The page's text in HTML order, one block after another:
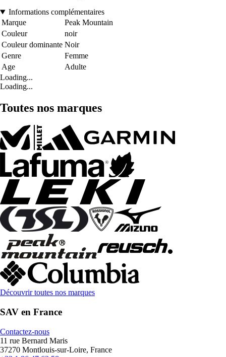
Informations complémentaires
Marque
Peak Mountain
Couleur
noir
Couleur dominante Noir
Genre
Femme
Age
Adulte
Loading...
Loading...
Toutes nos marques
Découvrir toutes nos marques
SAV en France
Contactez-nous
11 rue Bernard Maris
37270 Montlouis-sur-Loire, France